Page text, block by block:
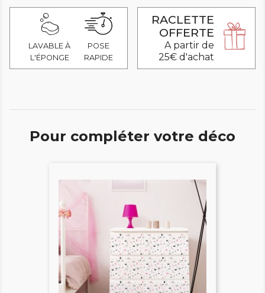
LAVABLE À
L'ÉPONGE
POSE
RAPIDE
RACLETTE
OFFERTE
A partir de
25€ d'achat
Pour compléter votre déco